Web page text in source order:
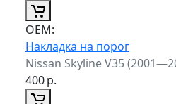
ОЕМ:
Накладка на порог
Nissan Skyline V35
400р.